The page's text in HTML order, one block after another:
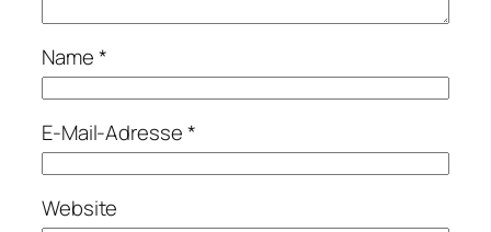
Name*
E-Mail-Adresse*
Website